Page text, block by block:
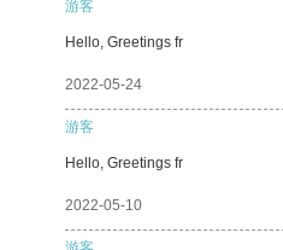
游客
Hello, Greetings fr
2022-05-24
游客
Hello, Greetings fr
2022-05-10